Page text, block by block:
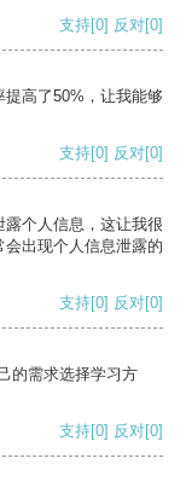
支持[0] 反对[0]
高了50%，让我能够
支持[0] 反对[0]
个人信息，这让我很
出现个人信息泄露的
支持[0] 反对[0]
的需求选择学习方
支持[0] 反对[0]